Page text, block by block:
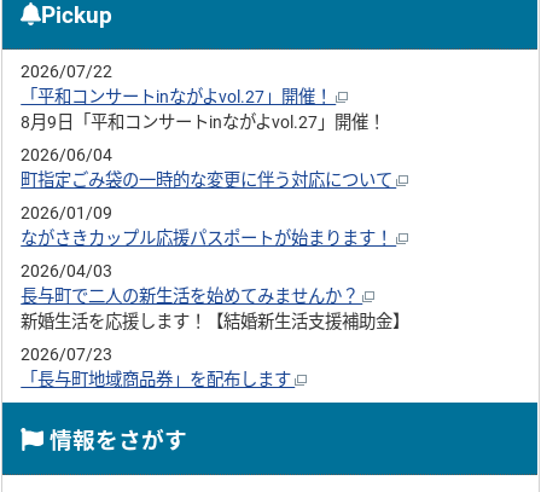
Pickup
2026/07/22
「平和コンサートinながよvol.27」開催！
8月9日「平和コンサートinながよvol.27」開催！
2026/06/04
町指定ごみ袋の一時的な変更に伴う対応について
2026/01/09
ながさきカップル応援パスポートが始まります！
2026/04/03
長与町で二人の新生活を始めてみませんか？
新婚生活を応援します！【結婚新生活支援補助金】
2026/07/23
「長与町地域商品券」を配布します
情報をさがす